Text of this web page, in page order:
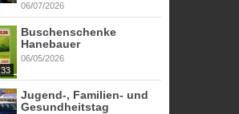
06/07/2026
Buschenschenke
Hanebauer
06/05/2026
Jugend-, Familien- und
Gesundheitstag